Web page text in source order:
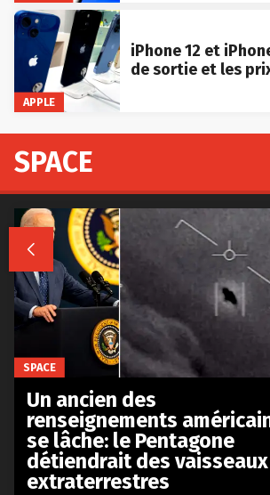
APPLE
iPhone 12 et
de sortie et les
SPACE

SPACE
Un ancien des
renseignements
se lâche: le Pentagone
détiendrait des vaisseaux
extraterrestres